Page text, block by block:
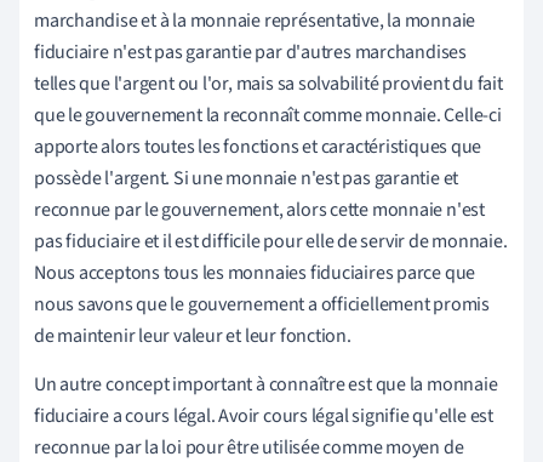
marchandise et à la monnaie représentative, la monnaie
fiduciaire n'est pas garantie par d'autres marchandises
telles que l'argent ou l'or, mais sa solvabilité provient du fait
que le gouvernement la reconnaît comme monnaie. Celle-ci
apporte alors toutes les fonctions et caractéristiques que
possède l'argent. Si une monnaie n'est pas garantie et
reconnue par le gouvernement, alors cette monnaie n'est
pas fiduciaire et il est difficile pour elle de servir de monnaie.
Nous acceptons tous les monnaies fiduciaires parce que
nous savons que le gouvernement a officiellement promis
de maintenir leur valeur et leur fonction.
Un autre concept important à connaître est que la monnaie
fiduciaire a cours légal. Avoir cours légal signifie qu'elle est
reconnue par la loi pour être utilisée comme moyen de